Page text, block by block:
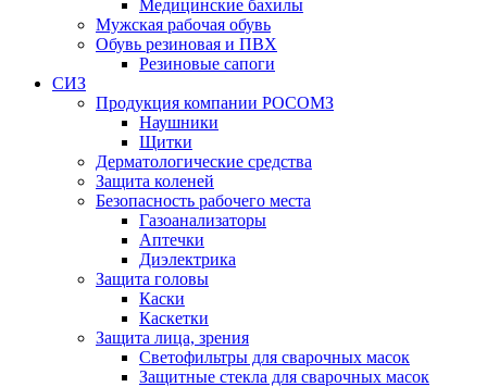
Медицинские бахилы
Мужская рабочая обувь
Обувь резиновая и ПВХ
Резиновые сапоги
СИЗ
Продукция компании РОСОМЗ
Наушники
Щитки
Дерматологические средства
Защита коленей
Безопасность рабочего места
Газоанализаторы
Аптечки
Диэлектрика
Защита головы
Каски
Каскетки
Защита лица, зрения
Светофильтры для сварочных масок
Защитные стекла для сварочных масок